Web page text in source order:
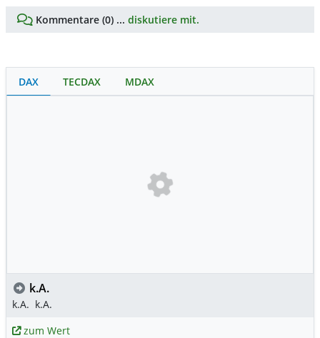
Kommentare (0) ... diskutiere mit.
DAX TECDAX MDAX
k.A.
k.A. k.A.
zum Wert